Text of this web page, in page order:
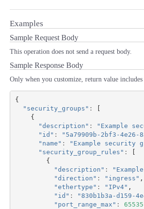
Examples
Sample Request Body
This operation does not send a request body.
Sample Response Body
Only when you customize, return value
{
"security_groups" :
{
"description" :
"Example
"id" : "5a79909b-2bf3-4e26-
"name" : "Example security
"security_group_rules" :
{
"description" :
"direction" : "ingress" ,
"ethertype" : "IPv4" ,
"id" :
"830b1b3a-d159-
"port_range_max" : 65535